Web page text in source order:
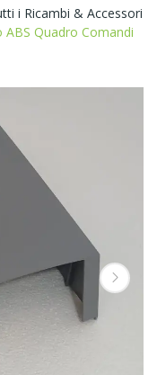
i Ricambi & Accessori
ABS Quadro Comandi